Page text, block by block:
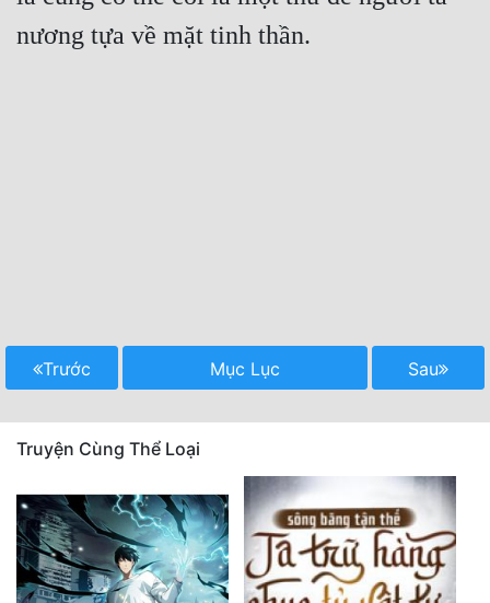
Trước Mục Lục Sau
Truyện Cùng Thể Loại